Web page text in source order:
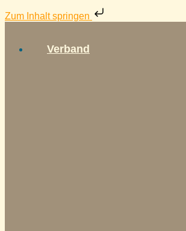
Zum Inhalt springen
Verband